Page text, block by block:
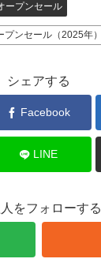
ープンセール
ンセール（2025年）
シェアする
Facebook
LINE
をフォローする